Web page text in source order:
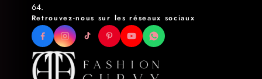
64.
Retrouvez-nous sur les réseaux sociaux